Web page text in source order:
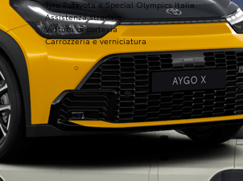
Tyre Park
Assistenza stradale
Vettura di cortesia
Carrozzeria e verniciatura
Toyota e Special Olympics Italia